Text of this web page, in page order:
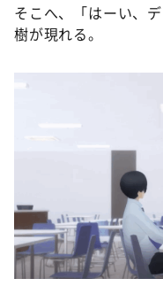
そこへ、「はーい、
樹が現れる。